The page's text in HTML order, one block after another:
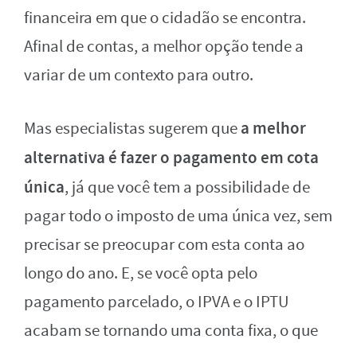
financeira em que o cidadão se encontra.
Afinal de contas, a melhor opção tende a
variar de um contexto para outro.
Mas especialistas sugerem quea melhor
alternativa é fazer o pagamento em cota
única, já que você tem a possibilidade de
pagar todo o imposto de uma única vez, sem
precisar se preocupar com esta conta ao
longo do ano. E, se você opta pelo
pagamento parcelado, o IPVA e o IPTU
acabam se tornando uma conta fixa, o que